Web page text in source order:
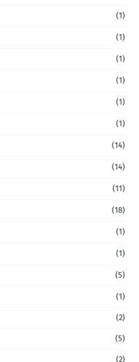
(1)
(1)
(1)
(1)
(1)
(1)
(14)
(14)
(11)
(18)
(1)
(1)
(5)
(1)
(2)
(5)
(2)